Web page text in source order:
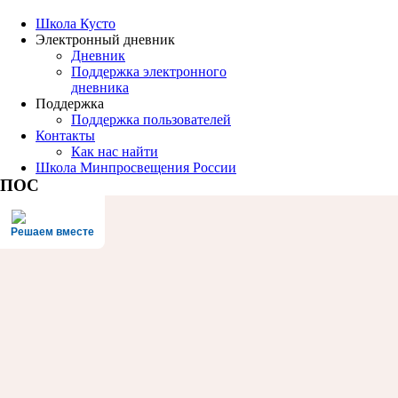
Школа Кусто
Электронный дневник
Дневник
Поддержка электронного
дневника
Поддержка
Поддержка пользователей
Контакты
Как нас найти
Школа Минпросвещения России
ПОС
Решаем вместе